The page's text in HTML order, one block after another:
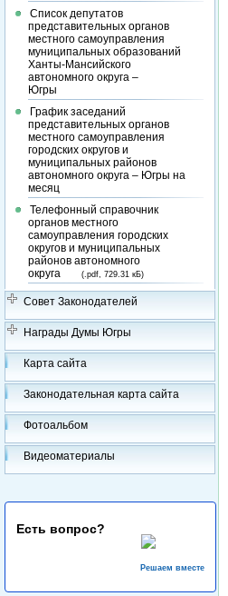
Список депутатов
представительных органов
местного самоуправления
муниципальных образований
Ханты-Мансийского
автономного округа –
Югры
График заседаний
представительных органов
местного самоуправления
городских округов и
муниципальных районов
автономного округа – Югры на
месяц
Телефонный справочник
органов местного
самоуправления городских
округов и муниципальных
районов автономного
округа
(.pdf, 729.31 кБ)
Совет Законодателей
Награды Думы Югры
Карта сайта
Законодательная карта сайта
Фотоальбом
Видеоматериалы
Есть вопрос?
Решаем вместе